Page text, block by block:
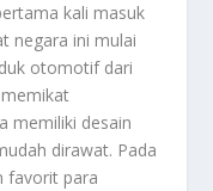
kali masuk
negara ini mulai
otomotif dari
memiliki desain
dirawat. Pada
favorit para